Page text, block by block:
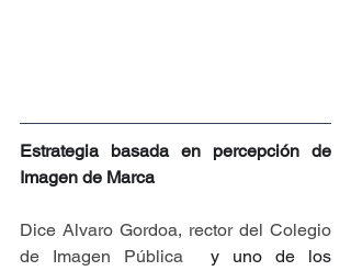
Estrategia basada en percepción de
Imagen de Marca
Dice Alvaro Gordoa, rector del Colegio
de Imagen Pública
  y uno de los